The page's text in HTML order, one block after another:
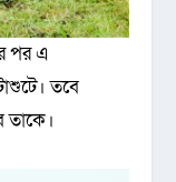
পর এ
তবে
তাকে।